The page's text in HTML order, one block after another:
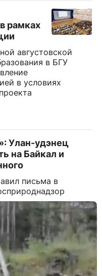
рамках
августовской
в БГУ
в условиях
Улан-удэнец
на Байкал и
письма в